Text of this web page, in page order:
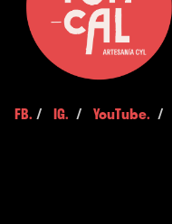
FB. / IG. / YouTube. /